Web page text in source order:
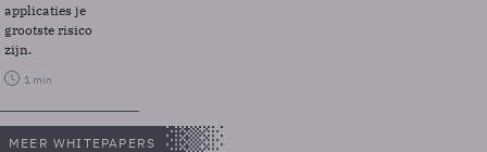
applicaties je
grootste risico
zijn.
1 min
MEER WHITEPAPERS